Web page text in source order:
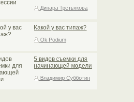
Динара Третьякова
Какой у вас типаж?
Ok Podium
5 видов съемки для
начинающей модели
Владимир Субботин